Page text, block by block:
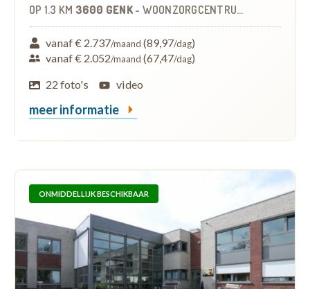
OP 1.3 KM 3600 GENK- WOONZORGCENTRUM (WZC)
vanaf € 2.737/maand (89,97/dag)
vanaf € 2.052/maand (67,47/dag)
22 foto's
video
meer informatie
ONMIDDELLIJK BESCHIKBAAR